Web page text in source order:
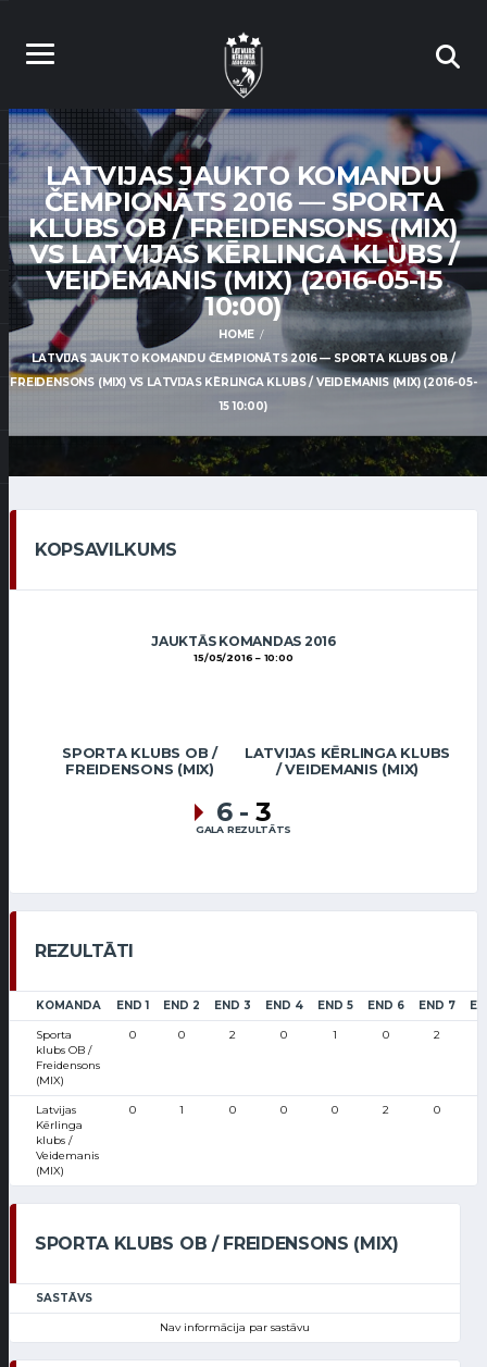
LATVIJAS JAUKTO KOMANDU
ČEMPIONĀTS 2016 — SPORTA
KLUBS OB / FREIDENSONS (MIX)
VS LATVIJAS KĒRLINGA KLUBS /
VEIDEMANIS (MIX) (2016-05-15
10:00)
HOME
LATVIJAS JAUKTO KOMANDU ČEMPIONĀTS 2016 — SPORTA KLUBS OB /
FREIDENSONS (MIX) VS LATVIJAS KĒRLINGA KLUBS / VEIDEMANIS (MIX) (2016-05-
15 10:00)
KOPSAVILKUMS
JAUKTĀS KOMANDAS 2016
15/05/2016 10:00
SPORTA KLUBS OB /
FREIDENSONS (MIX)
LATVIJAS KĒRLINGA KLUBS
/ VEIDEMANIS (MIX)
6 - 3
GALA REZULTĀTS
REZULTĀTI
KOMANDA END 1 END 2 END 3 END 4 END 5 END 6 END 7
Sporta
klubs OB /
Freidensons
(MIX)
0 0 2 0 1 0 2
Latvijas
Kērlinga
klubs /
Veidemanis
(MIX)
0 1 0 0 0 2 0
SPORTA KLUBS OB / FREIDENSONS (MIX)
SASTĀVS
Nav informācija par sastāvu